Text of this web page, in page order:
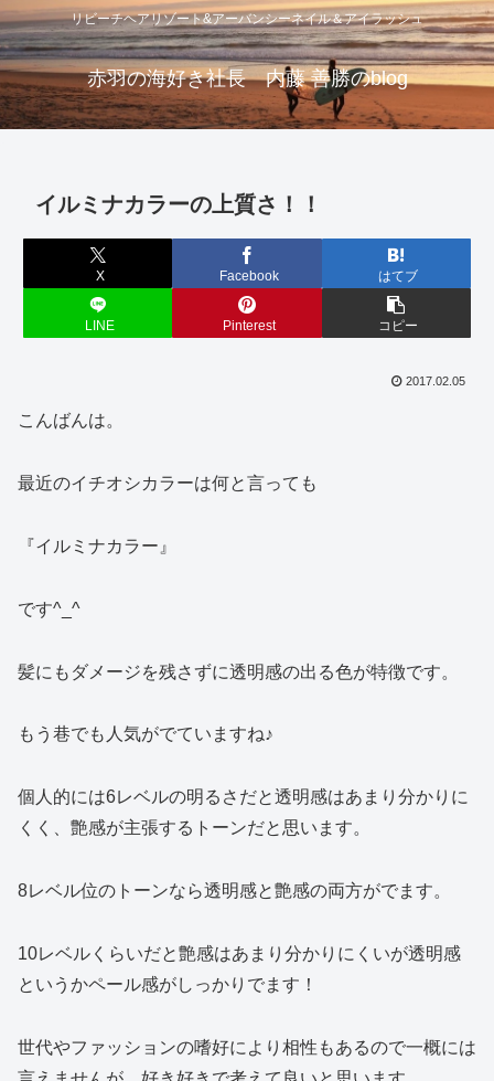
リビーチヘアリゾート&アーバンシーネイル＆アイラッシュ
赤羽の海好き社長 内藤 善勝のblog
イルミナカラーの上質さ！！
X Facebook はてブ
LINE Pinterest コピー
2017.02.05
こんばんは。
最近のイチオシカラーは何と言っても
『イルミナカラー』
です^_^
髪にもダメージを残さずに透明感の出る色が特徴です。
もう巷でも人気がでていますね♪
個人的には6レベルの明るさだと透明感はあまり分かりに
くく、艶感が主張するトーンだと思います。
8レベル位のトーンなら透明感と艶感の両方がでます。
10レベルくらいだと艶感はあまり分かりにくいが透明感
というかペール感がしっかりでます！
世代やファッションの嗜好により相性もあるので一概には